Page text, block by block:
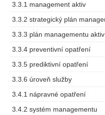
3.3.1 management aktiv
3.3.3 plán managementu aktiv
3.3.4 preventivní opatření
3.3.5 prediktivní opatření
3.3.6 úroveň služby
3.4.1 nápravné opatření
3.4.2 systém managementu